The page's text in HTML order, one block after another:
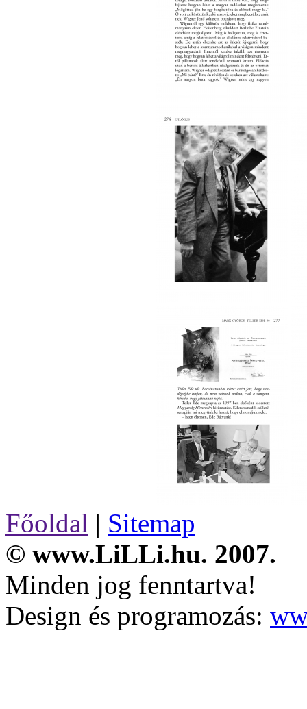
Főoldal | Sitemap
© www.LiLLi.hu. 2007.
Minden jog fenntartva!
Design és programozás: